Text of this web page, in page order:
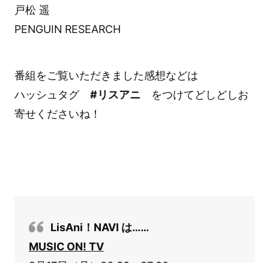
戸松 遥
PENGUIN RESEARCH
番組をご覧いただきました感想などは
ハッシュタグ #リスアニ をつけてどしどしお
寄せくださいね！
LisAni！NAVI は……
MUSIC ON! TV